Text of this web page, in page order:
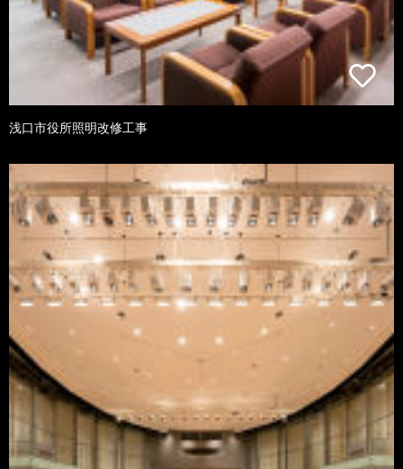
浅口市役所照明改修工事